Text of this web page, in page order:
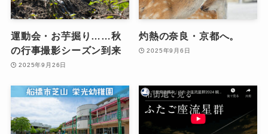
運動会・お芋掘り……秋
の行事撮影シーズン到来
2025年9月26日
灼熱の奈良・京都へ。
2025年9月6日